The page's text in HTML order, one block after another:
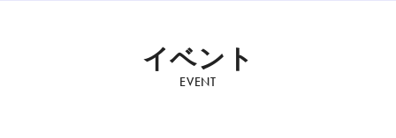
イベン ト
EVENT